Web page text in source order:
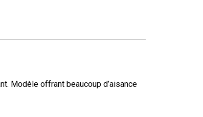
Modèle offrant beaucoup d’aisance